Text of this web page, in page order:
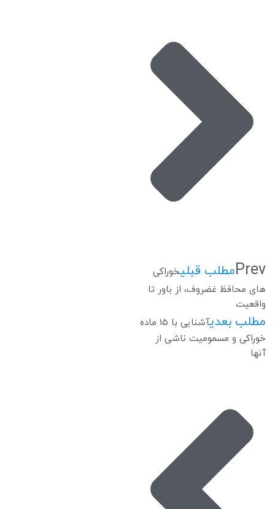
Prevمطلب قبلیخوراکی
های محافظ غضروف، از باور تا
واقعیت
مطلب بعدی
آشنایی با 15 ماده
خوراکی و مسمومیت ناشی از
آنها